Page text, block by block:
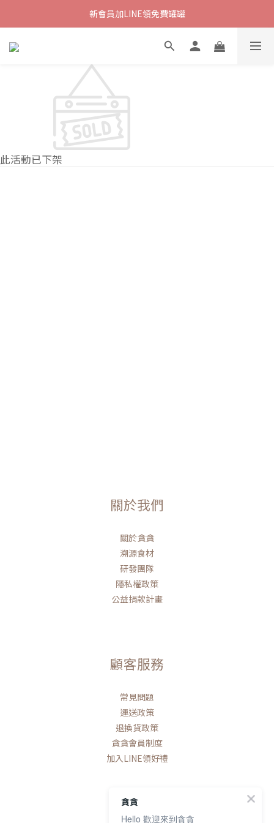
新會員加LINE領免費罐罐
此活動已下架
關於我們
關於貪貪
溯源食材
研發團隊
隱私權政策
公益捐款計畫
顧客服務
常見問題
運送政策
退換貨政策
貪貪會員制度
加入LINE領好禮
貪貪
Hello 歡迎來到貪貪